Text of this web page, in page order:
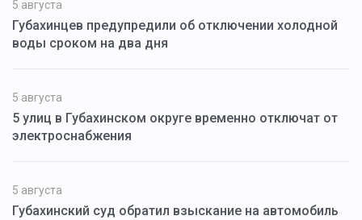
5 августа
Губахинцев предупредили об отключении холодной
воды сроком на два дня
5 августа
5 улиц в Губахинском округе временно отключат от
электроснабжения
5 августа
Губахинский суд обратил взыскание на автомобиль